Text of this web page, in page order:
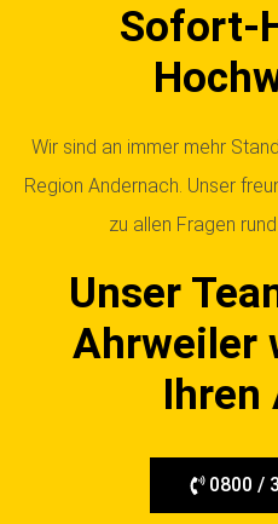
Sofort-
Wir sind an immer mehr
Region Andernach. Unser
zu allen Fragen
Unser
Ahrweiler
Ihren
0800 /